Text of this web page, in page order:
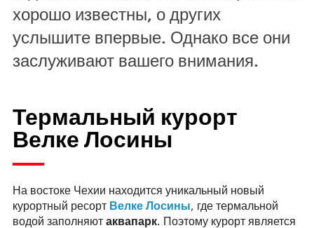
хорошо известны, о других
услышите впервые. Однако все они
заслуживают вашего внимания.
Термальный курорт
Велке Лосины
На востоке Чехии находится уникальный новый
курортный ресорт Велке Лосины, где термальной
водой заполняют аквапарк. Поэтому курорт является